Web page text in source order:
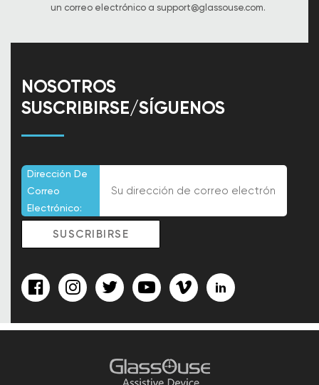
un correo electrónico a support@glassouse.com.
NOSOTROS
SUSCRIBIRSE/SÍGUENOS
Dirección De
Correo
Electrónico: